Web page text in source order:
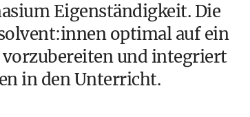
Eigenständigkeit. Die
optimal auf ein
und integriert
in den Unterricht.